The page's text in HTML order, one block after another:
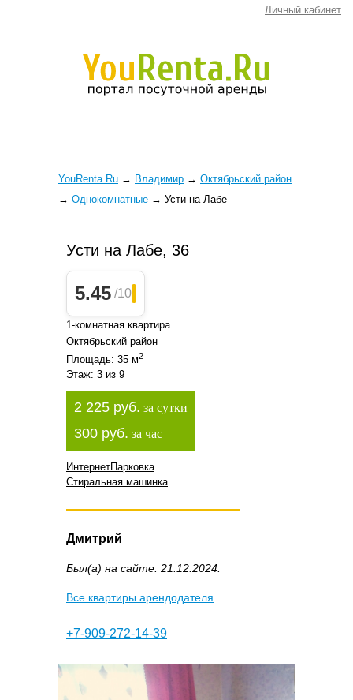
Личный кабинет
YouRenta.Ru → Владимир → Октябрьский район
→ Однокомнатные → Усти на Лабе
Усти на Лабе, 36
5.45 /10
1-комнатная квартира
Октябрьский район
Площадь: 35 м2
Этаж: 3 из 9
2 225 руб. за сутки
300 руб. за час
ИнтернетПарковка
Стиральная машинка
Дмитрий
Был(а) на сайте: 21.12.2024.
Все квартиры арендодателя
+7-909-272-14-39